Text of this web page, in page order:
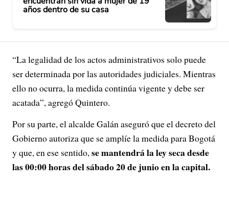
años dentro de su casa
“La legalidad de los actos administrativos solo puede
ser determinada por las autoridades judiciales. Mientras
ello no ocurra, la medida continúa vigente y debe ser
acatada”, agregó Quintero.
Por su parte, el alcalde Galán aseguró que el decreto del
Gobierno autoriza que se amplíe la medida para Bogotá
y que, en ese sentido,se mantendrá la ley seca desde
las 00:00 horas del sábado 20 de junio en la capital.